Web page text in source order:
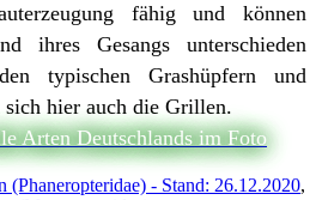
fähig und können
ihres Gesangs unterschieden
typischen Grashüpfern und
hier auch die Grillen.
Arten Deutschlands im Foto
(Phaneropteridae) - Stand: 26.12.2020,